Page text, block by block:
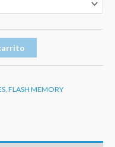
FLASH MEMORY